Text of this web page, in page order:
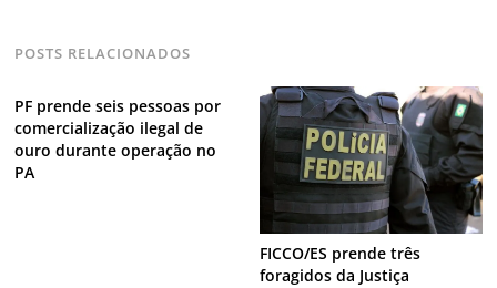
POSTS RELACIONADOS
PF prende seis pessoas por
comercialização ilegal de
ouro durante operação no
PA
FICCO/ES prende três
foragidos da Justiça